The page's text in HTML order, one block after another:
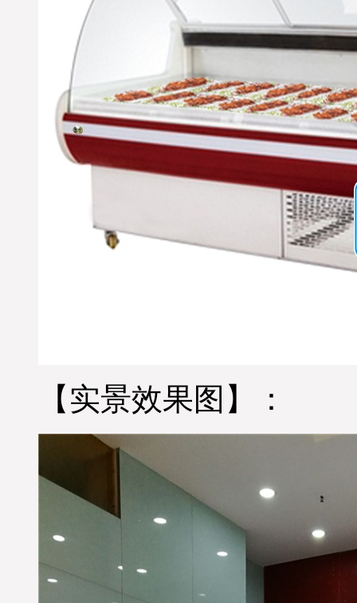
工作人员为您安装调试；
详情咨询优凯发货部：
0551-65818103. （合肥优凯
制冷-发货部）
※ 吉林长春市-王经理您订
购的蛋糕柜，面包柜产品
已经准时发出，出厂标准
木框打包；物流公司：合
纵连横物流；单号：
4876108628；请您电话保
（合肥优凯制冷-发货部）
【实景效果图】：